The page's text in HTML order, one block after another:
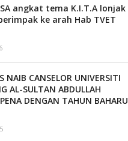
angkat tema K.I.T.A lonjak
ke arah Hab TVET
NAIB CANSELOR UNIVERSITI
AL-SULTAN ABDULLAH
DENGAN TAHUN BAHARU